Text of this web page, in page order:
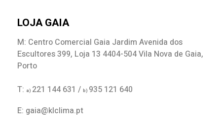
LOJA GAIA
M: Centro Comercial Gaia Jardim Avenida dos
Escultores 399, Loja 13 4404-504 Vila Nova de Gaia,
Porto
T: a) 221 144 631 / b) 935 121 640
E: gaia@klclima.pt